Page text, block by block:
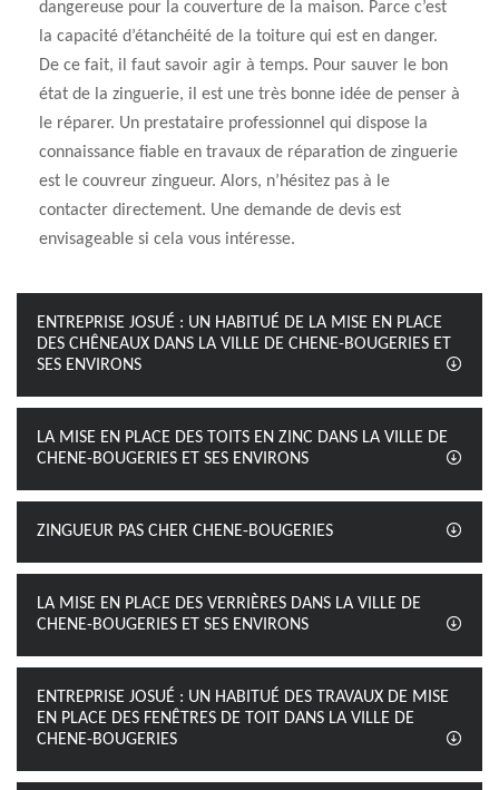
dangereuse pour la couverture de la maison. Parce c’est
la capacité d’étanchéité de la toiture qui est en danger.
De ce fait, il faut savoir agir à temps. Pour sauver le bon
état de la zinguerie, il est une très bonne idée de penser à
le réparer. Un prestataire professionnel qui dispose la
connaissance fiable en travaux de réparation de zinguerie
est le couvreur zingueur. Alors, n’hésitez pas à le
contacter directement. Une demande de devis est
envisageable si cela vous intéresse.
ENTREPRISE JOSUÉ : UN HABITUÉ DE LA MISE EN PLACE
DES CHÊNEAUX DANS LA VILLE DE CHENE-BOUGERIES ET
SES ENVIRONS
LA MISE EN PLACE DES TOITS EN ZINC DANS LA VILLE DE
CHENE-BOUGERIES ET SES ENVIRONS
ZINGUEUR PAS CHER CHENE-BOUGERIES
LA MISE EN PLACE DES VERRIÈRES DANS LA VILLE DE
CHENE-BOUGERIES ET SES ENVIRONS
ENTREPRISE JOSUÉ : UN HABITUÉ DES TRAVAUX DE MISE
EN PLACE DES FENÊTRES DE TOIT DANS LA VILLE DE
CHENE-BOUGERIES